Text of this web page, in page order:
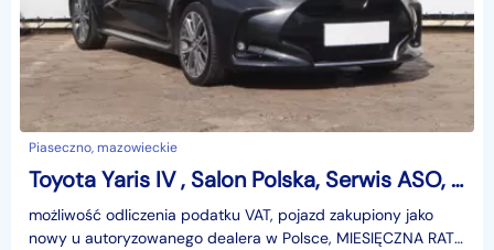
Piaseczno, mazowieckie
Toyota Yaris IV , Salon Polska, Serwis ASO, Automat, VAT 23%, Skóra,
możliwość odliczenia podatku VAT, pojazd zakupiony jako
nowy u autoryzowanego dealera w Polsce, MIESIĘCZNA RATA